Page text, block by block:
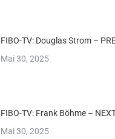
FIBO-TV: Douglas Strom –
Mai 30, 2025
FIBO-TV: Frank Böhme –
Mai 30, 2025